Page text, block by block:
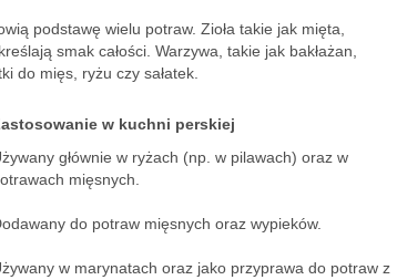
podstawę wielu potraw. Zioła takie jak mięta,
smak całości. Warzywa, takie jak bakłażan,
do mięs, ryżu czy sałatek.
w kuchni perskiej
głównie w ryżach (np. w pilawach) oraz w
mięsnych.
do potraw mięsnych oraz wypieków.
w marynatach oraz jako przyprawa do potraw z